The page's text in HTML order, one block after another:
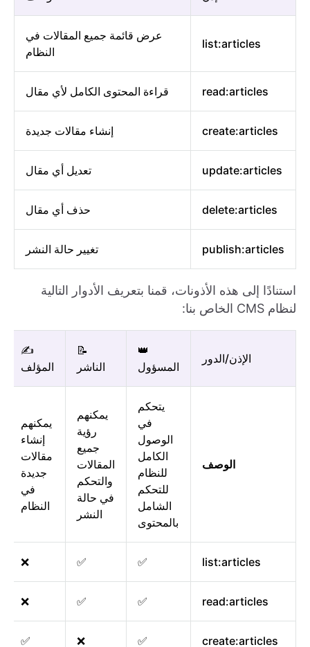
list:articles
عرض قائمة جميع المقالات في
النظام
read:articles قراءة المحتوى الكامل لأي مقال
create:articles إنشاء مقالات جديدة
update:articles تعديل أي مقال
delete:articles حذف أي مقال
publish:articles تغيير حالة النشر
استنادًا إلى هذه الأذونات، قمنا بتعريف الأدوار التالية
لنظام CMS الخاص بنا:
الإذن/الدور
👑
المسؤول
📝
الناشر
✍️
المؤلف
الوصف
يتحكم
في
الوصول
الكامل
للنظام
للتحكم
الشامل
بالمحتوى
يمكنهم
رؤية
جميع
المقالات
والتحكم
في حالة
النشر
يمكنهم
إنشاء
مقالات
جديدة
في
النظام
list:articles
✅
✅
❌
read:articles
✅
✅
❌
create:articles
✅
❌
✅